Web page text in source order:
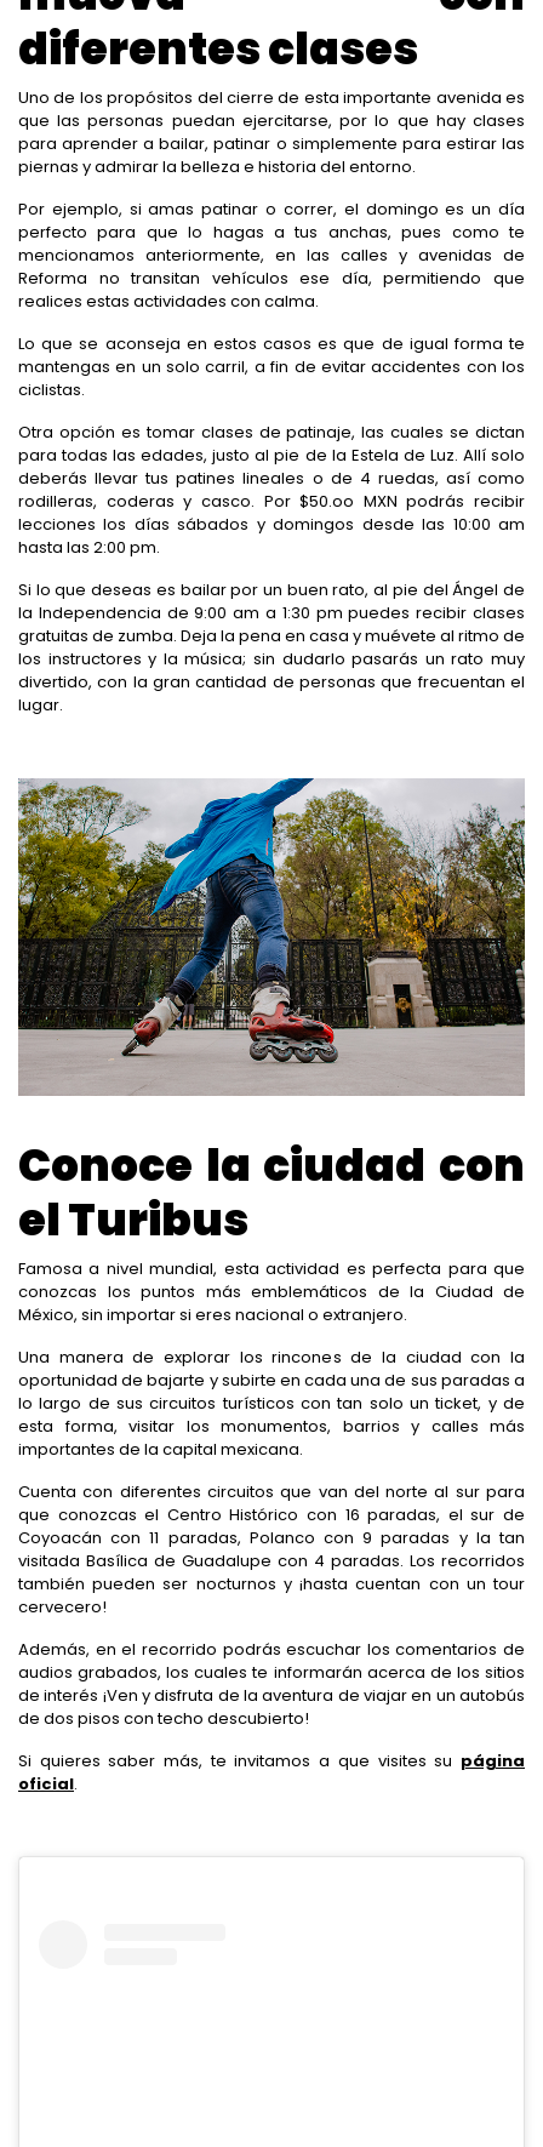
diferentes clases
Uno de los propósitos del cierre de esta importante avenida es
que las personas puedan ejercitarse, por lo que hay clases
para aprender a bailar, patinar o simplemente para estirar las
piernas y admirar la belleza e historia del entorno.
Por ejemplo, si amas patinar o correr, el domingo es un día
perfecto para que lo hagas a tus anchas, pues como te
mencionamos anteriormente, en las calles y avenidas de
Reforma no transitan vehículos ese día, permitiendo que
realices estas actividades con calma.
Lo que se aconseja en estos casos es que de igual forma te
mantengas en un solo carril, a fin de evitar accidentes con los
ciclistas.
Otra opción es tomar clases de patinaje, las cuales se dictan
para todas las edades, justo al pie de la Estela de Luz. Allí solo
deberás llevar tus patines lineales o de 4 ruedas, así como
rodilleras, coderas y casco. Por $50.oo MXN podrás recibir
lecciones los días sábados y domingos desde las 10:00 am
hasta las 2:00 pm.
Si lo que deseas es bailar por un buen rato, al pie del Ángel de
la Independencia de 9:00 am a 1:30 pm puedes recibir clases
gratuitas de zumba. Deja la pena en casa y muévete al ritmo de
los instructores y la música; sin dudarlo pasarás un rato muy
divertido, con la gran cantidad de personas que frecuentan el
lugar.
Conoce la ciudad con
el Turibus
Famosa a nivel mundial, esta actividad es perfecta para que
conozcas los puntos más emblemáticos de la Ciudad de
México, sin importar si eres nacional o extranjero.
Una manera de explorar los rincones de la ciudad con la
oportunidad de bajarte y subirte en cada una de sus paradas a
lo largo de sus circuitos turísticos con tan solo un ticket, y de
esta forma, visitar los monumentos, barrios y calles más
importantes de la capital mexicana.
Cuenta con diferentes circuitos que van del norte al sur para
que conozcas el Centro Histórico con 16 paradas, el sur de
Coyoacán con 11 paradas, Polanco con 9 paradas y la tan
visitada Basílica de Guadalupe con 4 paradas. Los recorridos
también pueden ser nocturnos y ¡hasta cuentan con un tour
cervecero!
Además, en el recorrido podrás escuchar los comentarios de
audios grabados, los cuales te informarán acerca de los sitios
de interés ¡Ven y disfruta de la aventura de viajar en un autobús
de dos pisos con techo descubierto!
Si quieres saber más, te invitamos a que visites su página
oficial.